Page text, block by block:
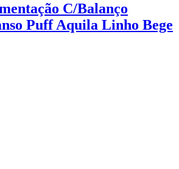
C/Balanço
Puff Aquila Linho Bege